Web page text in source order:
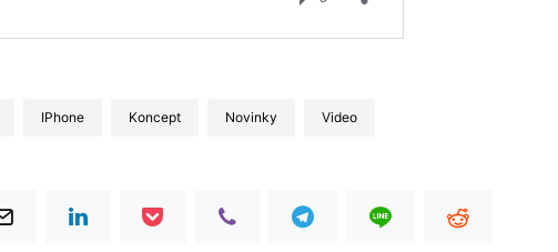
iPhone Koncept Novinky video